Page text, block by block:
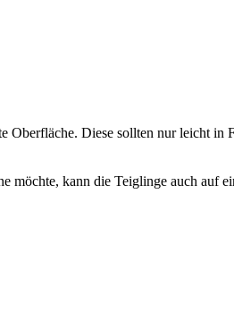
Oberfläche. Diese sollten nur leicht in
möchte, kann die Teiglinge auch auf